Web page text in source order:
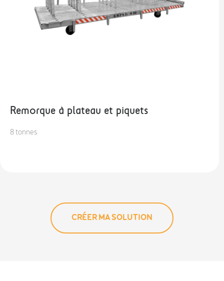
Remorque à plateau et piquets
8 tonnes
CRÉER MA SOLUTION